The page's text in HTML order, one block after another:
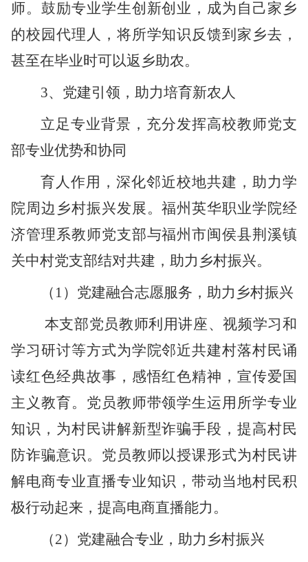
师。鼓励专业学生创新创业，成为自己家乡
的校园代理人，将所学知识反馈到家乡去，
甚至在毕业时可以返乡助农。
3、党建引领，助力培育新农人
立足专业背景，充分发挥高校教师党支
部专业优势和协同
育人作用，深化邻近校地共建，助力学
院周边乡村振兴发展。福州英华职业学院经
济管理系教师党支部与福州市闽侯县荆溪镇
关中村党支部结对共建，助力乡村振兴。
（ 1）党建融合志愿服务，助力乡村振兴
本支部党员教师利用讲座、视频学习和
学习研讨等方式为学院邻近共建村落村民诵
读红色经典故事，感悟红色精神，宣传爱国
主义教育。党员教师带领学生运用所学专业
知识，为村民讲解新型诈骗手段，提高村民
防诈骗意识。党员教师以授课形式为村民讲
解电商专业直播专业知识，带动当地村民积
极行动起来，提高电商直播能力。
（2）党建融合专业，助力乡村振兴